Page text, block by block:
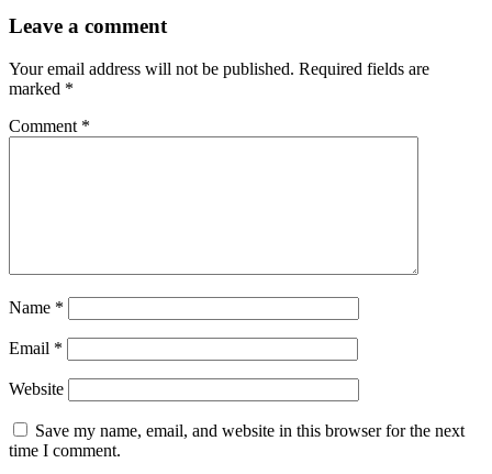
Leave a comment
Your email address will not be published. Required fields are
marked *
Comment *
Name *
Email *
Website
Save my name, email, and website in this browser for the next
time I comment.